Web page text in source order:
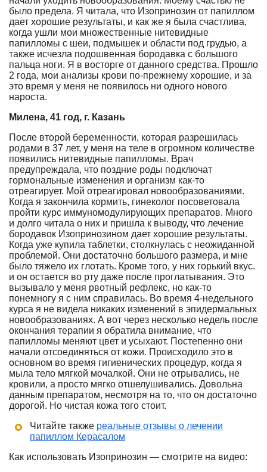
было предела. Я читала, что Изопринозин от папиллом
дает хорошие результаты, и как же я была счастлива,
когда ушли мои множественные нитевидные
папилломы с шеи, подмышек и области под грудью, а
также исчезла подошвенная бородавка с большого
пальца ноги. Я в восторге от данного средства. Прошло
2 года, мои анализы крови по-прежнему хорошие, и за
это время у меня не появилось ни одного нового
нароста.
Милена, 41 год, г. Казань
После второй беременности, которая разрешилась
родами в 37 лет, у меня на теле в огромном количестве
появились нитевидные папилломы. Врач
предупреждала, что поздние роды подключат
гормональные изменения и организм как-то
отреагирует. Мой отреагировал новообразованиями.
Когда я закончила кормить, гинеколог посоветовала
пройти курс иммуномодулирующих препаратов. Много
и долго читала о них и пришла к выводу, что лечение
бородавок Изопринозином дает хорошие результаты.
Когда уже купила таблетки, столкнулась с неожиданной
проблемой. Они достаточно большого размера, и мне
было тяжело их глотать. Кроме того, у них горький вкус.
и он остается во рту даже после проглатывания. Это
вызывало у меня рвотный рефлекс, но как-то
понемногу я с ним справилась. Во время 4-недельного
курса я не видела никаких изменений в эпидермальных
новообразованиях. А вот через несколько недель после
окончания терапии я обратила внимание, что
папилломы меняют цвет и усыхают. Постепенно они
начали отсоединяться от кожи. Происходило это в
основном во время гигиенических процедур, когда я
мыла тело мягкой мочалкой. Они не отрывались, не
кровили, а просто мягко отшелушивались. Довольна
данным препаратом, несмотря на то, что он достаточно
дорогой. Но чистая кожа того стоит.
Читайте также реальные отзывы о лечении
папиллом Керасалом
Как использовать Изопринозин — смотрите на видео: